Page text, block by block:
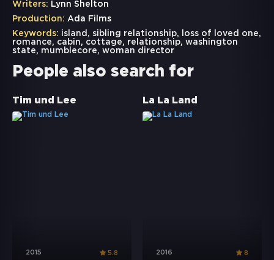
Writers: Lynn Shelton
Production: Ada Films
Keywords:
island , sibling relationship, loss of loved one,
romance, cabin, cottage, relationship, washington
state, mumblecore, woman director
People also search for
Tim und Lee
2015 5.8
La La Land
2016 8